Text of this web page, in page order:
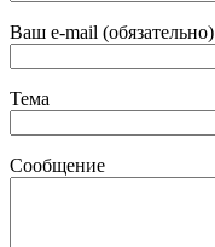
Ваш e-mail (обязательно)
Тема
Сообщение